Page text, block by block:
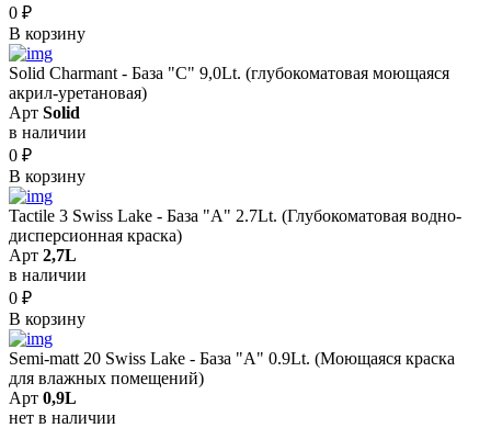
0 ₽
В корзину
Solid Сharmant - База "С" 9,0Lt. (глубокоматовая моющаяся
акрил-уретановая)
Арт Solid
в наличии
0 ₽
В корзину
Tactile 3 Swiss Lake - База "A" 2.7Lt. (Глубокоматовая водно-
дисперсионная краска)
Арт 2,7L
в наличии
0 ₽
В корзину
Semi-matt 20 Swiss Lake - База "A" 0.9Lt. (Моющаяся краска
для влажных помещений)
Арт 0,9L
нет в наличии